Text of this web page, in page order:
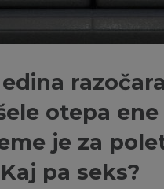
otepa
je za
pa seks?